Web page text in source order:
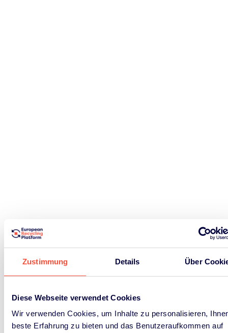
Zustimmung Details Über
Diese Webseite verwendet Cookies
Wir verwenden Cookies, um Inhalte zu personalisieren,
beste Erfahrung zu bieten und das Benutzeraufkommen auf
NEWS & EVENTS
Aktuelle Nachrichten
und Veranstaltungen